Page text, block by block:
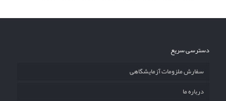
دسترسی سریع
سفارش ملزومات آزمایشگاهی
درباره ما